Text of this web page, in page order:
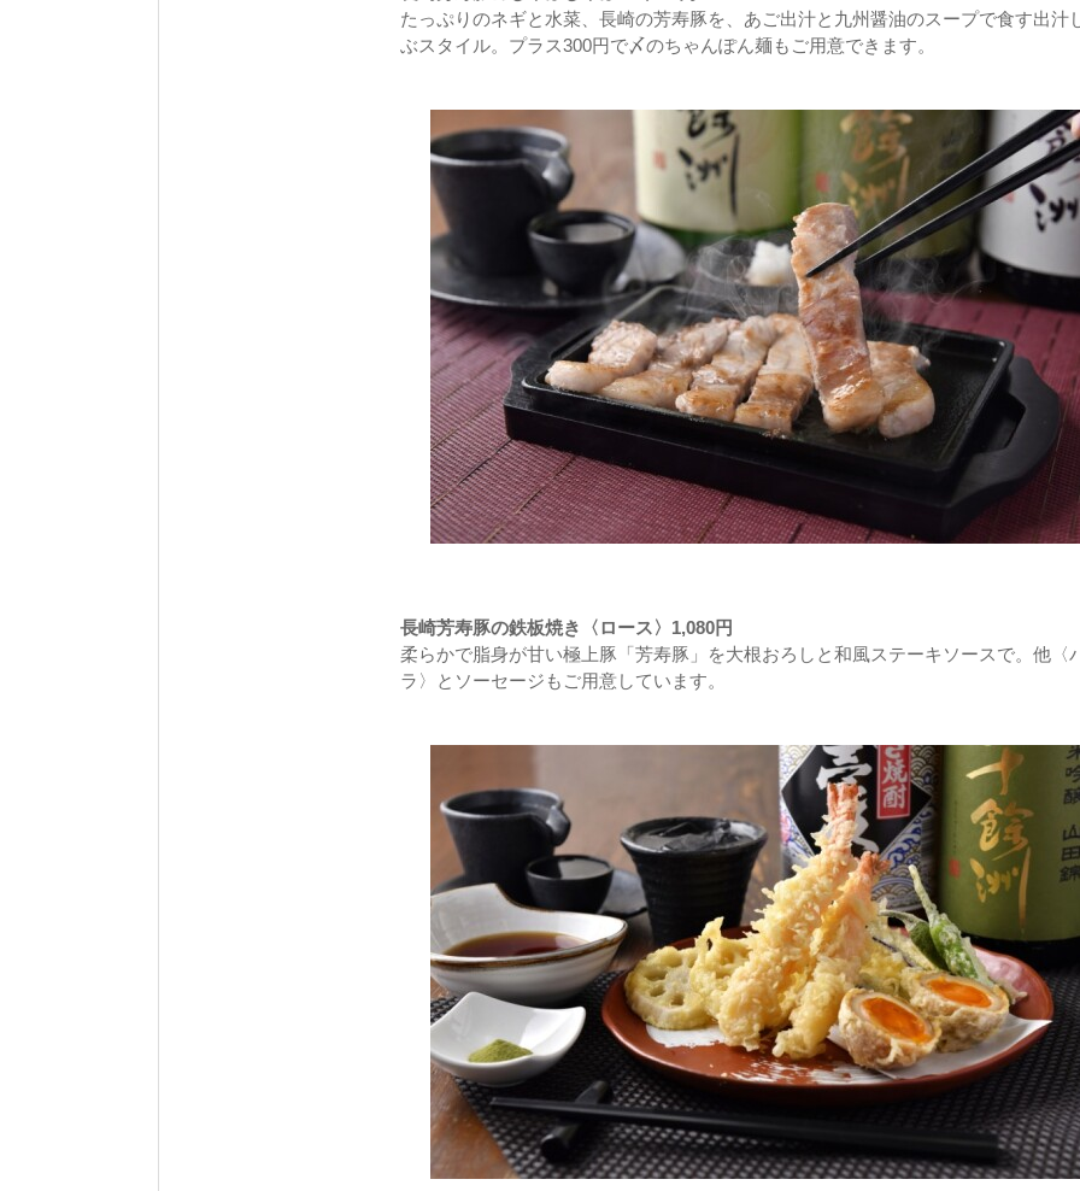
たっぷりのネギと水菜、長崎の芳寿豚を、あご出汁と九州醤油のスープで食す出汁
ぶスタイル。プラス300円で〆のちゃんぽん麺もご用意できます。
長崎芳寿豚の鉄板焼き〈ロース〉1,080円
柔らかで脂身が甘い極上豚「芳寿豚」を大根おろしと和風ステーキソースで。他〈
ラ〉とソーセージもご用意しています。